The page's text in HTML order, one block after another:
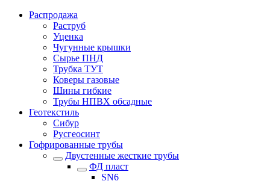
Распродажа
Раструб
Уценка
Чугунные крышки
Сырье ПНД
Трубка ТУТ
Коверы газовые
Шины гибкие
Трубы НПВХ обсадные
Геотекстиль
Сибур
Русгеосинт
Гофрированные трубы
Двустенные жесткие трубы
ФД пласт
SN6